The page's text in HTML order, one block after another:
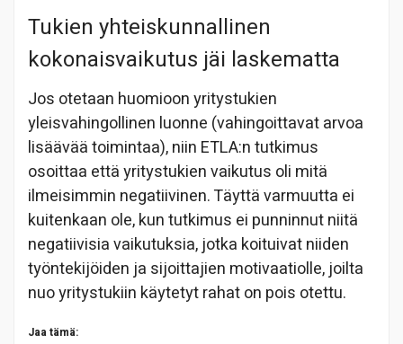
Tukien yhteiskunnallinen
kokonaisvaikutus jäi laskematta
Jos otetaan huomioon yritystukien
yleisvahingollinen luonne (vahingoittavat arvoa
lisäävää toimintaa), niin ETLA:n tutkimus
osoittaa että yritystukien vaikutus oli mitä
ilmeisimmin negatiivinen. Täyttä varmuutta ei
kuitenkaan ole, kun tutkimus ei punninnut niitä
negatiivisia vaikutuksia, jotka koituivat niiden
työntekijöiden ja sijoittajien motivaatiolle, joilta
nuo yritystukiin käytetyt rahat on pois otettu.
Jaa tämä: